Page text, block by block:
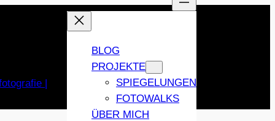
BLOG
PROJEKTE
SPIEGELUNGEN
FOTOWALKS
ÜBER MICH